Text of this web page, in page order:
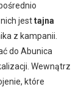
jesttajna
z kampanii.
do Abunica
Wewnątrz
które